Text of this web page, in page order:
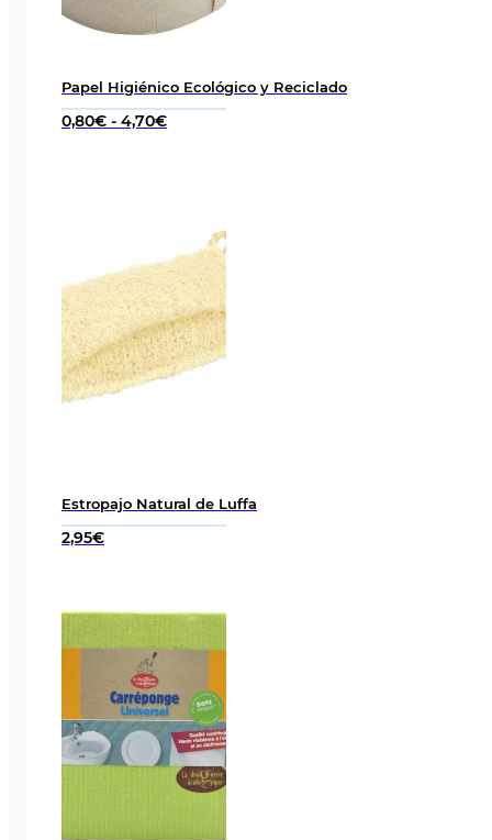
Papel Higiénico Ecológico y Reciclado
0,80€ - 4,70€Rango
4,70€
Estropajo Natural de Luffa
2,95€